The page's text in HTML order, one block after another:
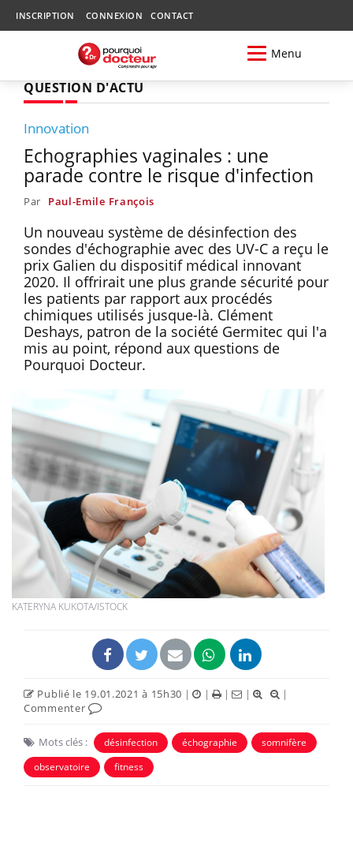
INSCRIPTION CONNEXION CONTACT
Menu
QUESTION D'ACTU
Innovation
Echographies vaginales : une
parade contre le risque d'infection
Par Paul-Emile François
Un nouveau système de désinfection des
sondes d'échographie avec des UV-C a reçu le
prix Galien du dispositif médical innovant
2020. Il offrirait une plus grande sécurité pour
les patients par rapport aux procédés
chimiques utilisés jusque-là. Clément
Deshays, patron de la société Germitec qui l'a
mis au point, répond aux questions de
Pourquoi Docteur.
KATERYNA KUKOTA/ISTOCK
Publié le 19.01.2021 à 15h30 | | | |
|
Commenter
Mots clés : désinfection échographie
somnifère
observatoire
fitness